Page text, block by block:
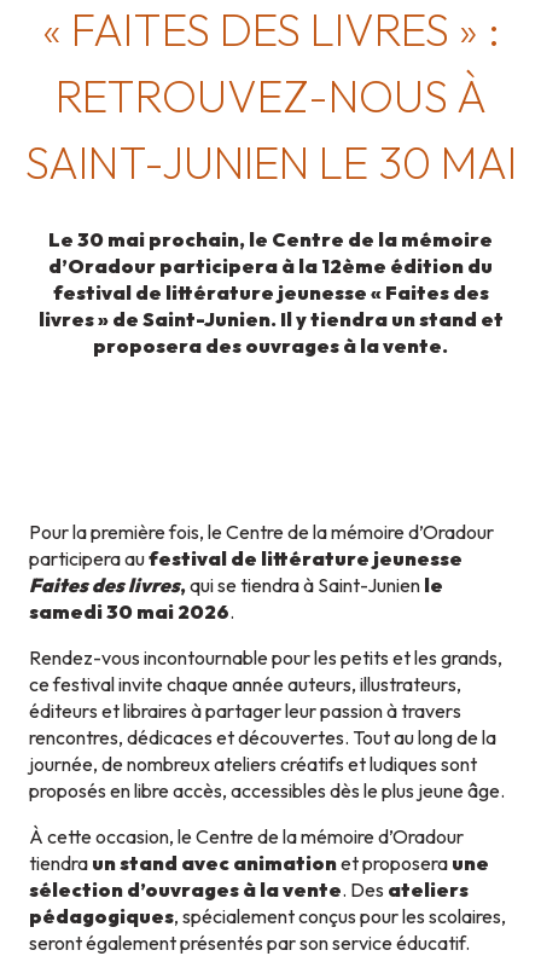
« FAITES DES LIVRES » :
RETROUVEZ-NOUS À
SAINT-JUNIEN LE 30 MAI
Le 30 mai prochain, le Centre de la mémoire
d’Oradour participera à la 12ème édition du
festival de littérature jeunesse « Faites des
livres » de Saint-Junien. Il y tiendra un stand et
proposera des ouvrages à la vente.
Pour la première fois, le Centre de la mémoire d’Oradour
participera aufestival de littérature jeunesse
Faites des livres,qui se tiendra à Saint-Junien le
samedi 30 mai 2026.
Rendez-vous incontournable pour les petits et les grands,
ce festival invite chaque année auteurs, illustrateurs,
éditeurs et libraires à partager leur passion à travers
rencontres, dédicaces et découvertes. Tout au long de la
journée, de nombreux ateliers créatifs et ludiques sont
proposés en libre accès, accessibles dès le plus jeune âge.
À cette occasion, le Centre de la mémoire d’Oradour
tiendra un stand avec animationet proposera une
sélection d’ouvrages à la vente. Des ateliers
pédagogiques, spécialement conçus pour les scolaires,
seront également présentés par son service éducatif.